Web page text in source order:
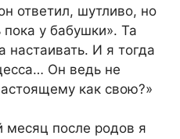
ответил, шутливо, но
у бабушки». Та
настаивать. И я тогда
Он ведь не
как свою?»
после родов я